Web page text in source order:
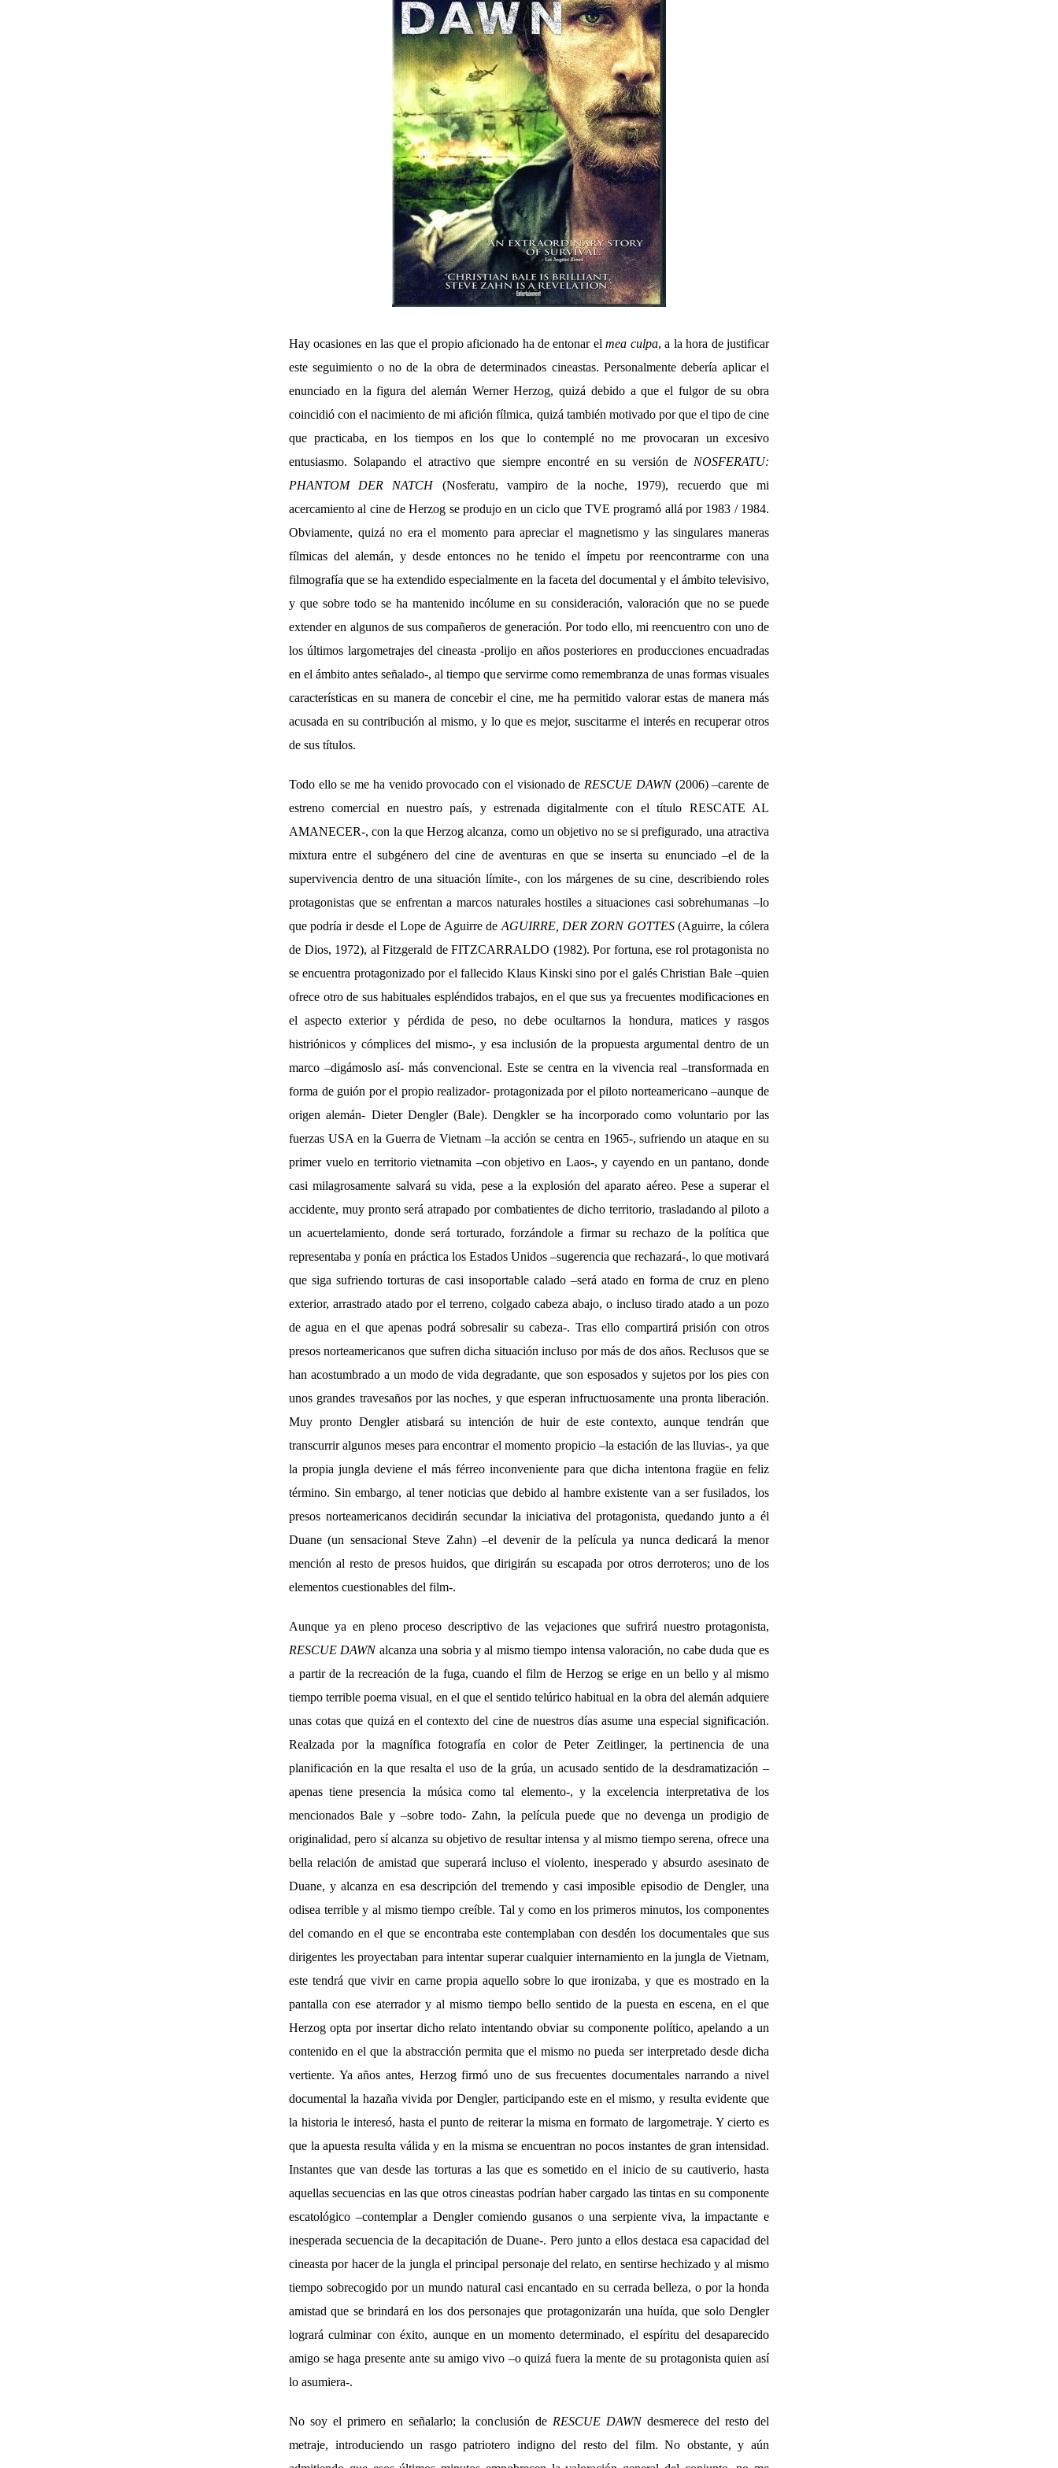
Hay ocasiones en las que el propio aficionado ha de entonar elmea culpa, a la hora de justificar
este seguimiento o no de la obra de determinados cineastas. Personalmente debería aplicar el
enunciado en la figura del alemán Werner Herzog, quizá debido a que el fulgor de su obra
coincidió con el nacimiento de mi afición fílmica, quizá también motivado por que el tipo de cine
que practicaba, en los tiempos en los que lo contemplé no me provocaran un excesivo
entusiasmo. Solapando el atractivo que siempre encontré en su versión de NOSFERATU:
PHANTOM DER NATCH(Nosferatu, vampiro de la noche, 1979), recuerdo que mi
acercamiento al cine de Herzog se produjo en un ciclo que TVE programó allá por 1983 / 1984.
Obviamente, quizá no era el momento para apreciar el magnetismo y las singulares maneras
fílmicas del alemán, y desde entonces no he tenido el ímpetu por reencontrarme con una
filmografía que se ha extendido especialmente en la faceta del documental y el ámbito televisivo,
y que sobre todo se ha mantenido incólume en su consideración, valoración que no se puede
extender en algunos de sus compañeros de generación. Por todo ello, mi reencuentro con uno de
los últimos largometrajes del cineasta -prolijo en años posteriores en producciones encuadradas
en el ámbito antes señalado-, al tiempo que servirme como remembranza de unas formas visuales
características en su manera de concebir el cine, me ha permitido valorar estas de manera más
acusada en su contribución al mismo, y lo que es mejor, suscitarme el interés en recuperar otros
de sus títulos.
Todo ello se me ha venido provocado con el visionado de RESCUE DAWN (2006) –carente de
estreno comercial en nuestro país, y estrenada digitalmente con el título RESCATE AL
AMANECER-, con la que Herzog alcanza, como un objetivo no se si prefigurado, una atractiva
mixtura entre el subgénero del cine de aventuras en que se inserta su enunciado –el de la
supervivencia dentro de una situación límite-, con los márgenes de su cine, describiendo roles
protagonistas que se enfrentan a marcos naturales hostiles a situaciones casi sobrehumanas –lo
que podría ir desde el Lope de Aguirre de AGUIRRE, DER ZORN GOTTES(Aguirre, la cólera
de Dios, 1972), al Fitzgerald de FITZCARRALDO (1982). Por fortuna, ese rol protagonista no
se encuentra protagonizado por el fallecido Klaus Kinski sino por el galés Christian Bale –quien
ofrece otro de sus habituales espléndidos trabajos, en el que sus ya frecuentes modificaciones en
el aspecto exterior y pérdida de peso, no debe ocultarnos la hondura, matices y rasgos
histriónicos y cómplices del mismo-, y esa inclusión de la propuesta argumental dentro de un
marco –digámoslo así- más convencional. Este se centra en la vivencia real –transformada en
forma de guión por el propio realizador- protagonizada por el piloto norteamericano –aunque de
origen alemán- Dieter Dengler (Bale). Dengkler se ha incorporado como voluntario por las
fuerzas USA en la Guerra de Vietnam –la acción se centra en 1965-, sufriendo un ataque en su
primer vuelo en territorio vietnamita –con objetivo en Laos-, y cayendo en un pantano, donde
casi milagrosamente salvará su vida, pese a la explosión del aparato aéreo. Pese a superar el
accidente, muy pronto será atrapado por combatientes de dicho territorio, trasladando al piloto a
un acuertelamiento, donde será torturado, forzándole a firmar su rechazo de la política que
representaba y ponía en práctica los Estados Unidos –sugerencia que rechazará-, lo que motivará
que siga sufriendo torturas de casi insoportable calado –será atado en forma de cruz en pleno
exterior, arrastrado atado por el terreno, colgado cabeza abajo, o incluso tirado atado a un pozo
de agua en el que apenas podrá sobresalir su cabeza-. Tras ello compartirá prisión con otros
presos norteamericanos que sufren dicha situación incluso por más de dos años. Reclusos que se
han acostumbrado a un modo de vida degradante, que son esposados y sujetos por los pies con
unos grandes travesaños por las noches, y que esperan infructuosamente una pronta liberación.
Muy pronto Dengler atisbará su intención de huir de este contexto, aunque tendrán que
transcurrir algunos meses para encontrar el momento propicio –la estación de las lluvias-, ya que
la propia jungla deviene el más férreo inconveniente para que dicha intentona fragüe en feliz
término. Sin embargo, al tener noticias que debido al hambre existente van a ser fusilados, los
presos norteamericanos decidirán secundar la iniciativa del protagonista, quedando junto a él
Duane (un sensacional Steve Zahn) –el devenir de la película ya nunca dedicará la menor
mención al resto de presos huidos, que dirigirán su escapada por otros derroteros; uno de los
elementos cuestionables del film-.
Aunque ya en pleno proceso descriptivo de las vejaciones que sufrirá nuestro protagonista,
RESCUE DAWNalcanza una sobria y al mismo tiempo intensa valoración, no cabe duda que es
a partir de la recreación de la fuga, cuando el film de Herzog se erige en un bello y al mismo
tiempo terrible poema visual, en el que el sentido telúrico habitual en la obra del alemán adquiere
unas cotas que quizá en el contexto del cine de nuestros días asume una especial significación.
Realzada por la magnífica fotografía en color de Peter Zeitlinger, la pertinencia de una
planificación en la que resalta el uso de la grúa, un acusado sentido de la desdramatización –
apenas tiene presencia la música como tal elemento-, y la excelencia interpretativa de los
mencionados Bale y –sobre todo- Zahn, la película puede que no devenga un prodigio de
originalidad, pero sí alcanza su objetivo de resultar intensa y al mismo tiempo serena, ofrece una
bella relación de amistad que superará incluso el violento, inesperado y absurdo asesinato de
Duane, y alcanza en esa descripción del tremendo y casi imposible episodio de Dengler, una
odisea terrible y al mismo tiempo creíble. Tal y como en los primeros minutos, los componentes
del comando en el que se encontraba este contemplaban con desdén los documentales que sus
dirigentes les proyectaban para intentar superar cualquier internamiento en la jungla de Vietnam,
este tendrá que vivir en carne propia aquello sobre lo que ironizaba, y que es mostrado en la
pantalla con ese aterrador y al mismo tiempo bello sentido de la puesta en escena, en el que
Herzog opta por insertar dicho relato intentando obviar su componente político, apelando a un
contenido en el que la abstracción permita que el mismo no pueda ser interpretado desde dicha
vertiente. Ya años antes, Herzog firmó uno de sus frecuentes documentales narrando a nivel
documental la hazaña vivida por Dengler, participando este en el mismo, y resulta evidente que
la historia le interesó, hasta el punto de reiterar la misma en formato de largometraje. Y cierto es
que la apuesta resulta válida y en la misma se encuentran no pocos instantes de gran intensidad.
Instantes que van desde las torturas a las que es sometido en el inicio de su cautiverio, hasta
aquellas secuencias en las que otros cineastas podrían haber cargado las tintas en su componente
escatológico –contemplar a Dengler comiendo gusanos o una serpiente viva, la impactante e
inesperada secuencia de la decapitación de Duane-. Pero junto a ellos destaca esa capacidad del
cineasta por hacer de la jungla el principal personaje del relato, en sentirse hechizado y al mismo
tiempo sobrecogido por un mundo natural casi encantado en su cerrada belleza, o por la honda
amistad que se brindará en los dos personajes que protagonizarán una huída, que solo Dengler
logrará culminar con éxito, aunque en un momento determinado, el espíritu del desaparecido
amigo se haga presente ante su amigo vivo –o quizá fuera la mente de su protagonista quien así
lo asumiera-.
No soy el primero en señalarlo; la conclusión de RESCUE DAWN desmerece del resto del
metraje, introduciendo un rasgo patriotero indigno del resto del film. No obstante, y aún